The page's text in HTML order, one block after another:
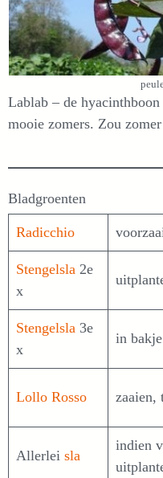
Lablab – de
mooie zomers. Zou
Bladgroenten
Radicchio
Stengelsla 2e
x
Stengelsla 3e
x
in
Lollo Rosso zaaien,
Allerlei sla
indien